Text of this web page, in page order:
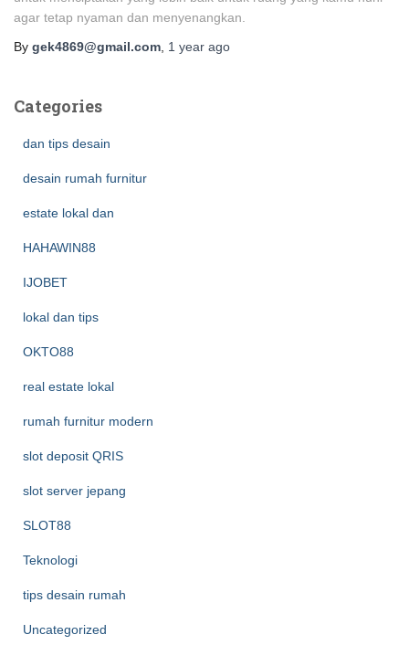
agar tetap nyaman dan menyenangkan.
By gek4869@gmail.com 1 year ago
Categories
dan tips desain
desain rumah furnitur
estate lokal dan
HAHAWIN88
IJOBET
lokal dan tips
OKTO88
real estate lokal
rumah furnitur modern
slot deposit QRIS
slot server jepang
SLOT88
Teknologi
tips desain rumah
Uncategorized